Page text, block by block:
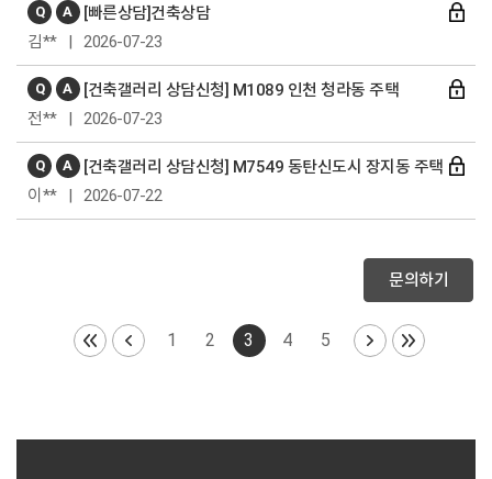
Q A
[빠른상담]건축상담
김** | 2026-07-23
Q A
[건축갤러리 상담신청] M1089 인천 청라동 주택
전** | 2026-07-23
Q A
[건축갤러리 상담신청] M7549 동탄신도시 장지동 주택
이** | 2026-07-22
문의하기
1 2 3 4 5